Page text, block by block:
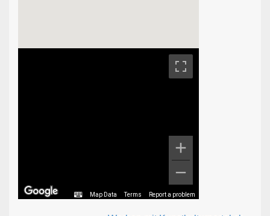
Map Data Terms Report a problem